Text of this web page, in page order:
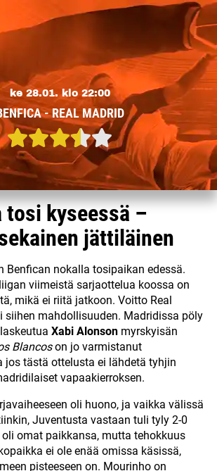
ke 28.01. klo 22:00
- REAL MADRID
tosi kyseessä –
jättiläinen
Benfican nokalla tosipaikan edessä.
viimeistä sarjaottelua koossa on
mikä ei riitä jatkoon. Voitto Real
siihen mahdollisuuden. Madridissa pöly
Xabi Alonson myrskyisän
Blancoson jo varmistanut
jos tästä ottelusta ei lähdetä tyhjin
vapaakierroksen.
oli huono, ja vaikka välissä
Juventusta vastaan tuli tyly 2-0
omat paikkansa, mutta tehokkuus
ei ole enää omissa käsissä,
pisteeseen on. Mourinho on